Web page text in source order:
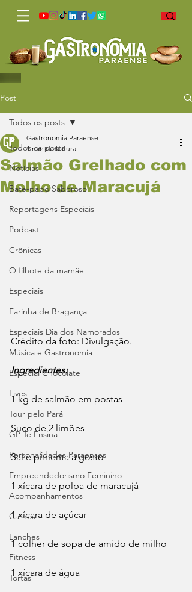
Post
Todos os posts
Notícias
Bate-papo Saboroso
Reportagens Especiais
Podcast
Crônicas
O filhote da mamãe
Especiais
Farinha de Bragança
Especiais Dia dos Namorados
Música e Gastronomia
Especial Chocolate
Lives
Tour pelo Pará
GP Te Ensina
Personalidades Paraenses
Empreendedorismo Feminino
Acompanhamentos
Carnes
Lanches
Fitness
Tortas
Todos os posts
Salmão Grelhado com
Molho de Maracujá
Gastronomia Paraense
1 min de leitura
Crédito da foto: Divulgação.
Ingredientes:
1 kg de salmão em postas
Suco de 2 limões
Sal e pimenta a gosto
1 xícara de polpa de maracujá
1 xícara de açúcar
1 colher de sopa de amido de milho
1 xícara de água